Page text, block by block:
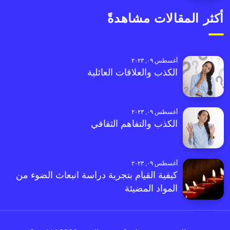
أكثر المقالات مشاهدةً
أغسطس ٠٩, ٢٠٢٣
الكذب والعلاقات العائلية
أغسطس ٠٩, ٢٠٢٣
الكذب والتفاهم الثقافي
أغسطس ٠٩, ٢٠٢٣
كيفية القيام بتجربة دراسة انبعاث الضوء من
المواد المضيئة